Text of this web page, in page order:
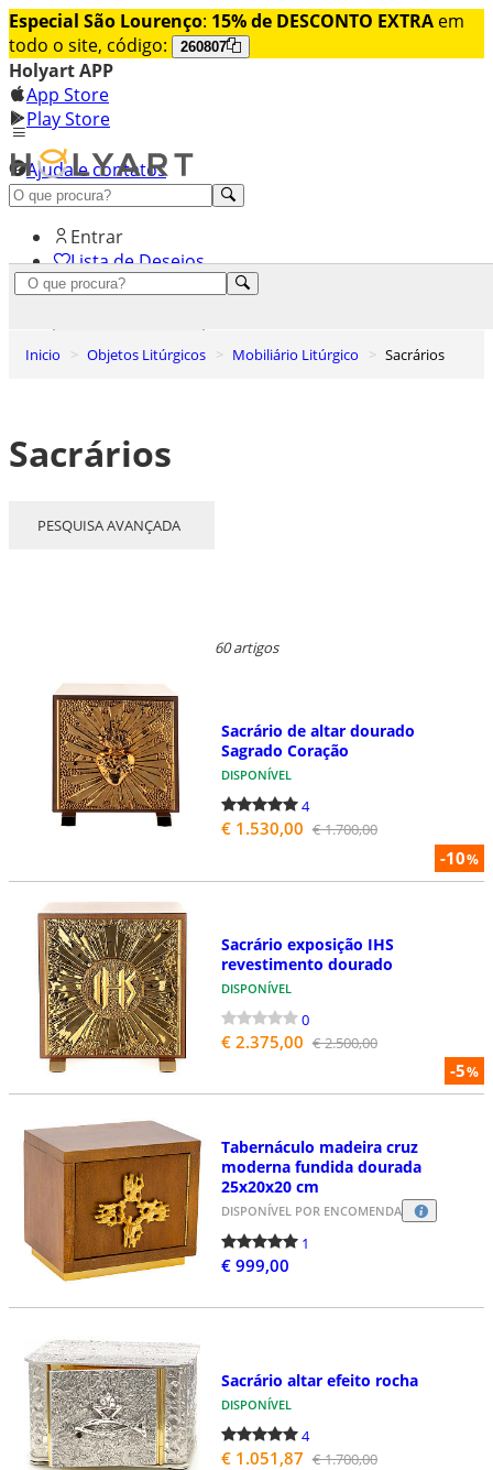
Especial São Lourenço: 15% de DESCONTO EXTRA em
todo o site, código:
260807
Holyart APP
App Store
Play Store
Ajuda e contatos
Conheça premium
Entrar
Lista de Desejos
Inicio Objetos Litúrgicos Mobiliário Litúrgico Sacrários
Sacrários
PESQUISA AVANÇADA
60 artigos
-10%
Sacrário de altar dourado
Sagrado Coração
DISPONÍVEL
4
€ 1.530,00 € 1.700,00
-5%
Sacrário exposição IHS
revestimento dourado
DISPONÍVEL
0
€ 2.375,00 € 2.500,00
Tabernáculo madeira cruz
moderna fundida dourada
25x20x20 cm
DISPONÍVEL POR ENCOMENDA
1
€ 999,00
Sacrário altar efeito rocha
DISPONÍVEL
4
€ 1.051,87 € 1.700,00